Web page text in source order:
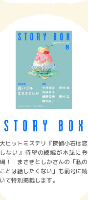
大ヒットミステリ『探偵小石は恋
しない』待望の続編が本誌に登
場！ まさきとしかさんの「私の
ことは話したくない」も前号に続
いて特別掲載します。